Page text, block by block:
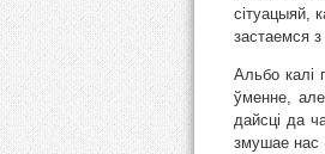
сітуацыяй,
застаемся
Альбо калі
ўменне,
дайсці да
змушае нас